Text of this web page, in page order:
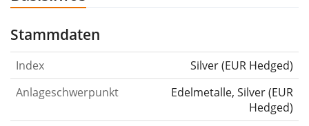
Stammdaten
Index
Silver (EUR Hedged)
Anlageschwerpunkt
Edelmetalle, Silver (EUR
Hedged)